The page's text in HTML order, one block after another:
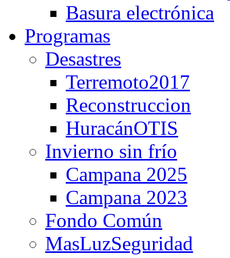
Basura electrónica
Programas
Desastres
Terremoto2017
Reconstruccion
HuracánOTIS
Invierno sin frío
Campana 2025
Campana 2023
Fondo Común
MasLuzSeguridad